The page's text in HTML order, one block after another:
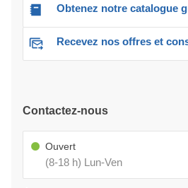
Obtenez notre catalogue
Recevez nos offres et
Contactez-nous
Ouvert
(8-18 h) Lun-Ven